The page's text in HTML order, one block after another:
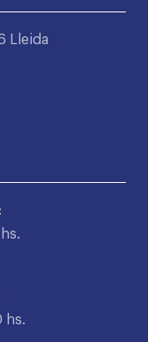
Lleida
hs.